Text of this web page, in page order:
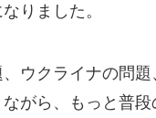
りました。
ウクライナの問題
がら、もっと普